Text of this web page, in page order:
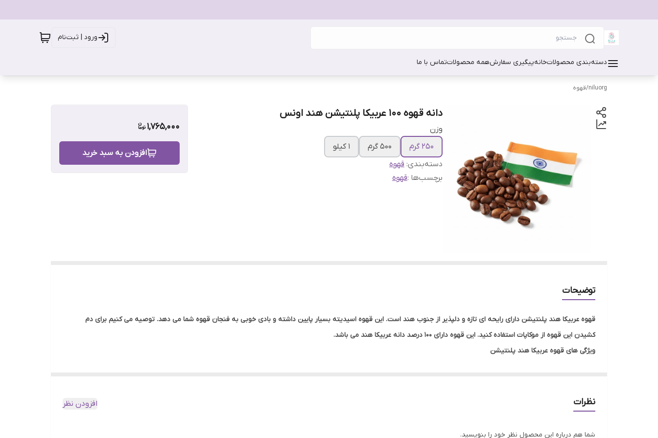
ورود | ثبت‌نام
دسته‌بندی محصولاتخانهپیگیری سفارشهمه محصولاتتماس با ما
niluorg
/قهوه
دانه قهوه ۱۰۰ عربیکا پلنتیشن هند اونس
وزن
250 گرم
500 گرم
1 کیلو
دسته‌بندی: قهوه
برچسب‌ها :قهوه
1,765,000
افزودن به سبد خرید
توضیحات
قهوه عربیکا هند پلنتیشن دارای رایحه ای تازه و دلپذیر از جنوب هند است. این قهوه اسیدیته بسیار پایین داشته و بادی خوبی به فنجان قهوه شما می دهد. توصیه می کنیم برای دم
کشیدن این قهوه از موکاپات استفاده کنید. این قهوه دارای 100 درصد دانه عربیکا هند می باشد.
ویژگی های قهوه عربیکا هند پلنتیشن
طعم یاد و رایحه این قهوه به طرز شگفت انگیزی با هم هارمونی دارد. رایحه آجیلی غالب است.
افترتیست قهوه عربیکا هند پلنتیشن بسیار دلپذیر، طولانی، اسپایسی و کمی دودی است.
نظرات افزودن نظر
شما هم درباره این محصول نظر خود را بنویسید.